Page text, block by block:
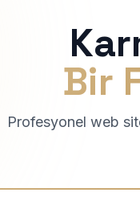
Bir
Profesyonel web